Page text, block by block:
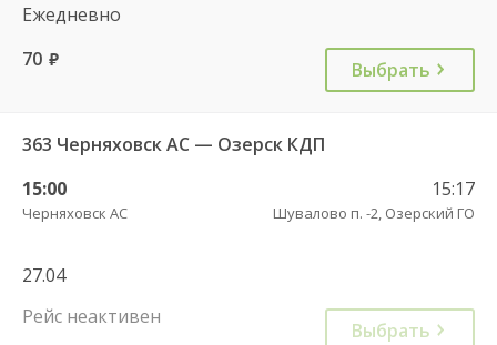
Ежедневно
70 руб. Выбрать
363 Черняховск АС — Озерск КДП
15:00
Черняховск АС
15:17
Шувалово п. -2, Озерский ГО
27.04
Рейс неактивен
Выбрать